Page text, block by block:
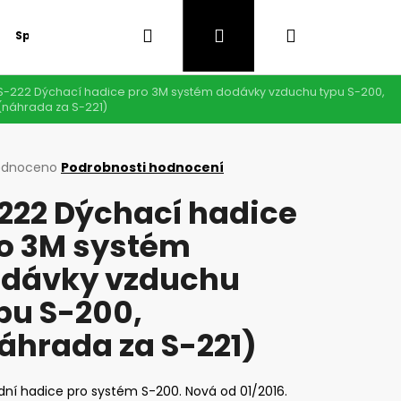
Speciální nabídka Hledat PřihlášeníNákupní
košík
222 Dýchací hadice pro 3M systém dodávky vzduchu typu S-200,
za S-221)
Podrobnosti hodnocení
Dýchací hadice
3M systém
vzduchu
S-200,
za S-221)
hadice pro systém S-200. Nová od 01/2016.
Následující